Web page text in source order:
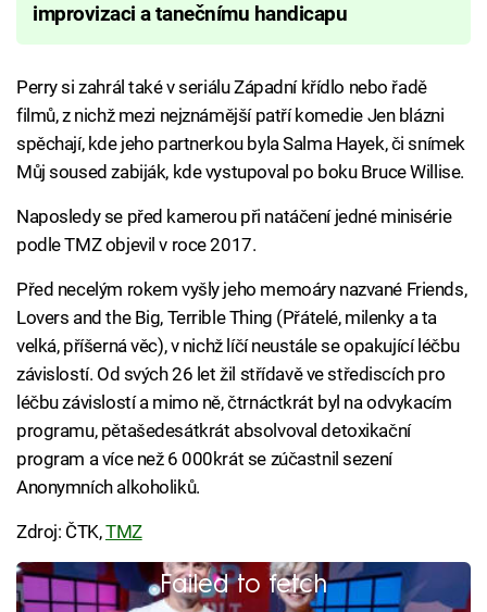
improvizaci a tanečnímu handicapu
Perry si zahrál také v seriálu Západní křídlo nebo řadě
filmů, z nichž mezi nejznámější patří komedie Jen blázni
spěchají, kde jeho partnerkou byla Salma Hayek, či snímek
Můj soused zabiják, kde vystupoval po boku Bruce Willise.
Naposledy se před kamerou při natáčení jedné minisérie
podle TMZ objevil v roce 2017.
Před necelým rokem vyšly jeho memoáry nazvané Friends,
Lovers and the Big, Terrible Thing (Přátelé, milenky a ta
velká, příšerná věc), v nichž líčí neustále se opakující léčbu
závislostí. Od svých 26 let žil střídavě ve střediscích pro
léčbu závislostí a mimo ně, čtrnáctkrát byl na odvykacím
programu, pětašedesátkrát absolvoval detoxikační
program a více než 6 000krát se zúčastnil sezení
Anonymních alkoholiků.
Zdroj: ČTK,TMZ
Failed to fetch